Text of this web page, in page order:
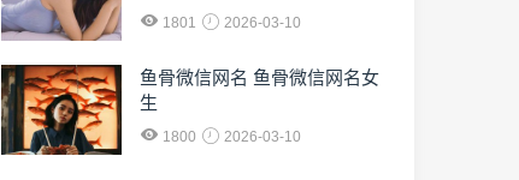
1801 2026-03-10
鱼骨微信网名 鱼骨微信网名女
生
1800 2026-03-10